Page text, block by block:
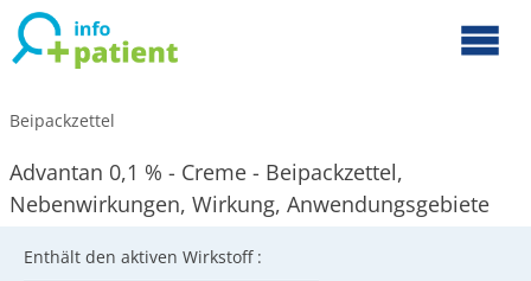
Beipackzettel
Advantan 0,1 % - Creme - Beipackzettel,
Nebenwirkungen, Wirkung, Anwendungsgebiete
Enthält den aktiven Wirkstoff :